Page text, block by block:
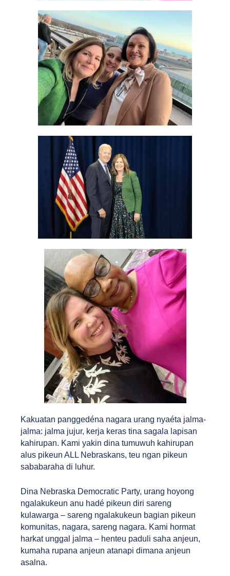
Kakuatan panggedéna nagara urang nyaéta jalma-
jalma: jalma jujur, kerja keras tina sagala lapisan
kahirupan. Kami yakin dina tumuwuh kahirupan
alus pikeun ALL Nebraskans, teu ngan pikeun
sababaraha di luhur.
Dina Nebraska Democratic Party, urang hoyong
ngalakukeun anu hadé pikeun diri sareng
kulawarga – sareng ngalakukeun bagian pikeun
komunitas, nagara, sareng nagara. Kami hormat
harkat unggal jalma – henteu paduli saha anjeun,
kumaha rupana anjeun atanapi dimana anjeun
asalna.